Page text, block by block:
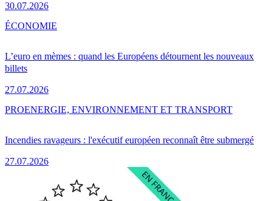
30.07.2026
L’euro en mèmes : quand les Européens détournent les nouveaux
billets
27.07.2026
ÉCONOMIE
Incendies ravageurs : l'exécutif européen reconnaît être submergé
27.07.2026
PROENERGIE, ENVIRONNEMENT ET TRANSPORT